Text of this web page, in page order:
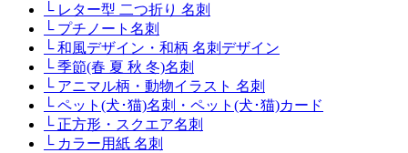
└ レター型 二つ折り 名刺
└ プチノート名刺
└ 和風デザイン・和柄 名刺デザイン
└ 季節(春 夏 秋 冬)名刺
└ アニマル柄・動物イラスト 名刺
└ ペット(犬･猫)名刺・ペット(犬･猫)カード
└ 正方形・スクエア名刺
└ カラー用紙 名刺